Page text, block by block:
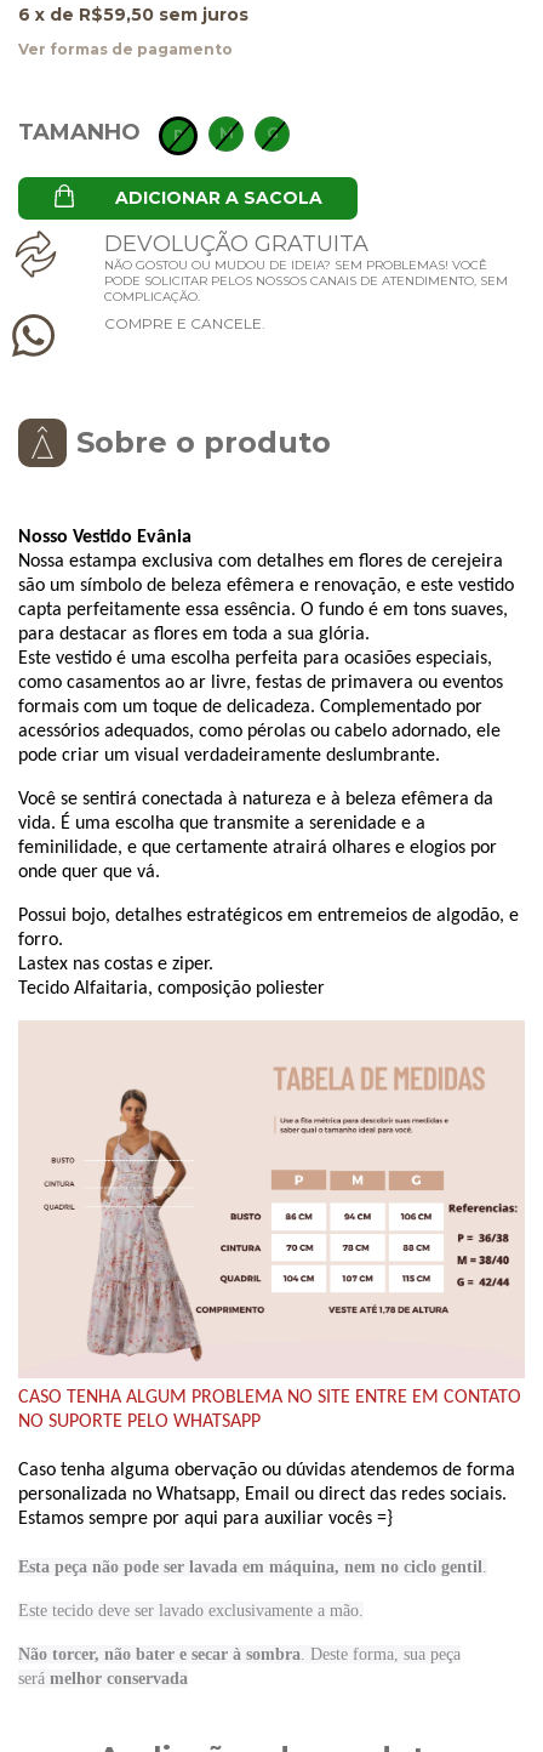
6 x de R$59,50 sem juros
Ver formas de pagamento
TAMANHO P M G
ADICIONAR A SACOLA
DEVOLUÇÃO GRATUITA
NÃO GOSTOU OU MUDOU DE IDEIA? SEM PROBLEMAS! VOCÊ
PODE SOLICITAR PELOS NOSSOS CANAIS DE ATENDIMENTO, SEM
COMPLICAÇÃO.
COMPRE E CANCEL E
Sobre o produto
Nosso Vestido Evânia
Nossa estampa exclusiva com detalhes em flores de cerejeira
são um símbolo de beleza efêmera e renovação, e este vestido
capta perfeitamente essa essência. O fundo é em tons suaves,
para destacar as flores em toda a sua glória.
Este vestido é uma escolha perfeita para ocasiões especiais,
como casamentos ao ar livre, festas de primavera ou eventos
formais com um toque de delicadeza. Complementado por
acessórios adequados, como pérolas ou cabelo adornado, ele
pode criar um visual verdadeiramente deslumbrante.
Você se sentirá conectada à natureza e à beleza efêmera da
vida. É uma escolha que transmite a serenidade e a
feminilidade, e que certamente atrairá olhares e elogios por
onde quer que vá.
Possui bojo, detalhes estratégicos em entremeios de algodão, e
forro.
Lastex nas costas e ziper.
Tecido Alfaitaria, composição poliester
CASO TENHA ALGUM PROBLEMA NO SITE ENTRE EM CONTATO
NO SUPORTE PELO WHATSAPP
Caso tenha alguma obervação ou dúvidas atendemos de forma
personalizada no Whatsapp, Email ou direct das redes sociais.
Estamos sempre por aqui para auxiliar vocês =}
Esta peça não pode ser lavada em máquina, nem no ciclo gentil.
Este tecido deve ser lavado exclusivamente a mão.
Não torcer, não bater e secar à sombra. Deste forma, sua peça
será melhor conservada